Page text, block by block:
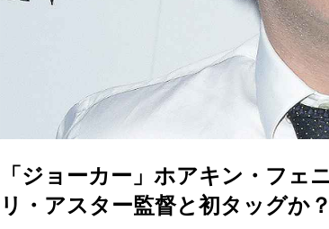
「ジョーカー」ホアキン・フェ
リ・アスター監督と初タッグか？